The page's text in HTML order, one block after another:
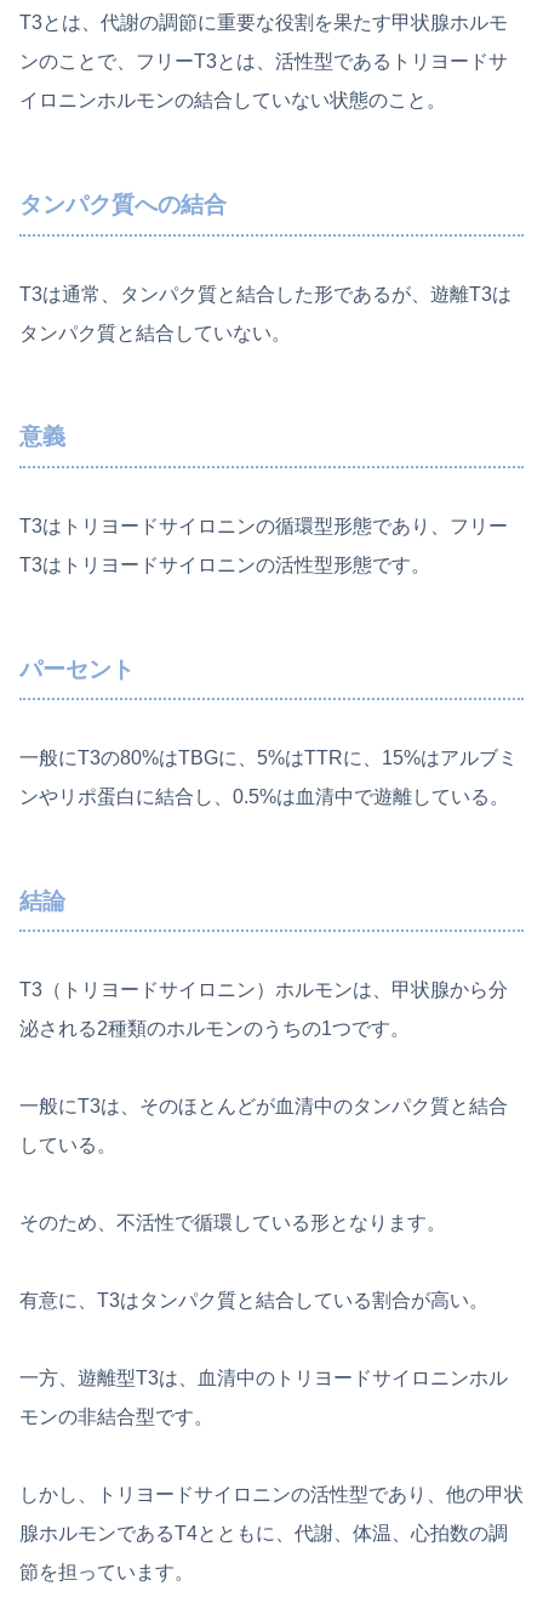
T3とは、代謝の調節に重要な役割を果たす甲状腺ホルモ
ンのことで、フリーT3とは、活性型であるトリヨードサ
イロニンホルモンの結合していない状態のこと。
タンパク質への結合
T3は通常、タンパク質と結合した形であるが、遊離T3は
タンパク質と結合していない。
意義
T3はトリヨードサイロニンの循環型形態であり、フリー
T3はトリヨードサイロニンの活性型形態です。
パーセント
一般にT3の80%はTBGに、5%はTTRに、15%はアルブミ
ンやリポ蛋白に結合し、0.5%は血清中で遊離している。
結論
T3（トリヨードサイロニン）ホルモンは、甲状腺から分
泌される2種類のホルモンのうちの1つです。
一般にT3は、そのほとんどが血清中のタンパク質と結合
している。
そのため、不活性で循環している形となります。
有意に、T3はタンパク質と結合している割合が高い。
一方、遊離型T3は、血清中のトリヨードサイロニンホル
モンの非結合型です。
しかし、トリヨードサイロニンの活性型であり、他の甲状
腺ホルモンであるT4とともに、代謝、体温、心拍数の調
節を担っています。